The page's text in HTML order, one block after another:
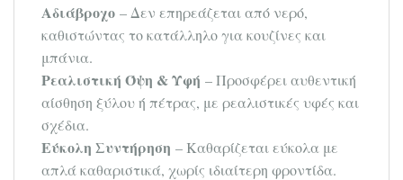
Aδιάβροχο – Δεν επηρεάζεται από νερό,
καθιστώντας το κατάλληλο για κουζίνες και
μπάνια.
Ρεαλιστική Όψη & Υφή – Προσφέρει αυθεντική
αίσθηση ξύλου ή πέτρας, με ρεαλιστικές υφές και
σχέδια.
Εύκολη Συντήρηση – Καθαρίζεται εύκολα με
απλά καθαριστικά, χωρίς ιδιαίτερη φροντίδα.